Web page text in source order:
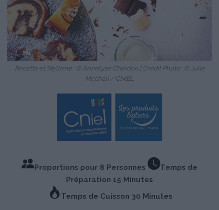
Recette et Stylisme : © Annelyse Chardon | Crédit Photo : © Julie
Mechali / CNIEL
Proportions pour 8 Personnes
Temps de
Préparation 15 Minutes
Temps de Cuisson 30 Minutes